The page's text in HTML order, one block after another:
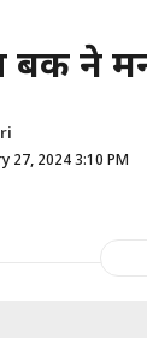
ने
27, 2024 3:10 PM